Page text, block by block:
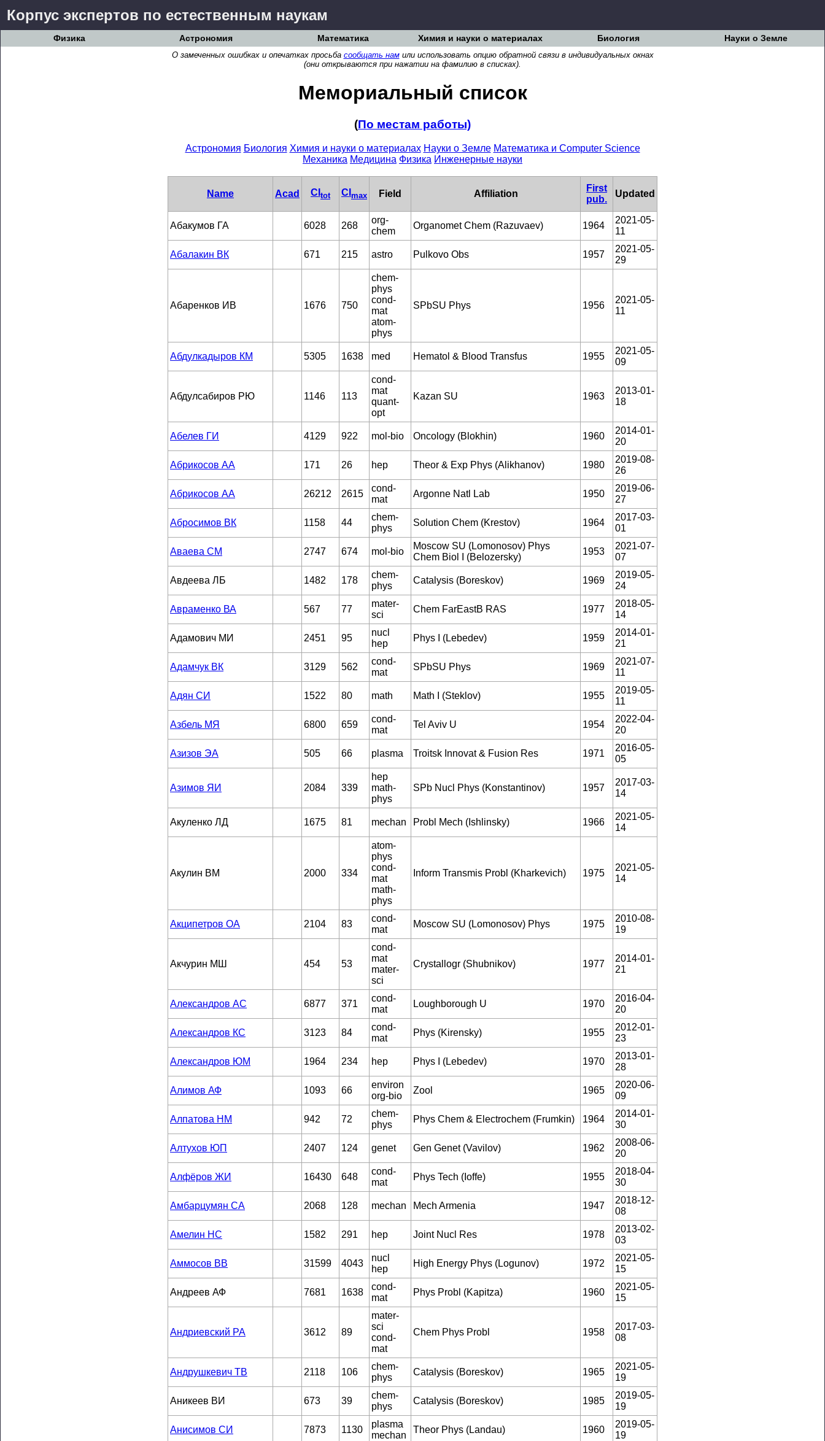
Корпус экспертов по естественным наукам
Физика Астрономия Математика Химия и науки о материалах Биология
Науки о Земле
О замеченных ошибках и опечатках просьба сообщать намили использовать опцию обратной связи в индивидуальных окнах
(они открываются при нажатии на фамилию в списках).
Мемориальный список
(По местам работы)
Астрономия Биология Химия и науки о материалах Науки о Земле Математика и Computer Science
Механика Медицина Физика Инженерные науки
Name Acad CI tot CI max Field Affiliation
First
pub.
Updated
Абакумов ГА 6028 268
org-
chem
Organomet Chem (Razuvaev) 1964
2021-05-
11
Абалакин ВК 671 215 astro Pulkovo Obs 1957
2021-05-
29
Абаренков ИВ 1676 750
chem-
phys
cond-
mat
atom-
phys
SPbSU Phys 1956
2021-05-
11
Абдулкадыров КМ 5305 1638 med Hematol & Blood Transfus 1955
2021-05-
09
Абдулсабиров РЮ 1146 113
cond-
mat
quant-
opt
Kazan SU 1963
2013-01-
18
Абелев ГИ 4129 922 mol-bio Oncology (Blokhin) 1960
2014-01-
20
Абрикосов АА 171 26 hep Theor & Exp Phys (Alikhanov) 1980
2019-08-
26
Абрикосов АА 26212 2615
cond-
mat
Argonne Natl Lab 1950
2019-06-
27
Абросимов ВК 1158 44
chem-
phys
Solution Chem (Krestov) 1964
2017-03-
01
Аваева СМ 2747 674 mol-bio
Moscow SU (Lomonosov) Phys
Chem Biol I (Belozersky)
1953
2021-07-
07
Авдеева ЛБ 1482 178
chem-
phys
Catalysis (Boreskov) 1969
2019-05-
24
Авраменко ВА 567 77
mater-
sci
Chem FarEastB RAS 1977
2018-05-
14
Адамович МИ 2451 95
nucl
hep
Phys I (Lebedev) 1959
2014-01-
21
Адамчук ВК 3129 562
cond-
mat
SPbSU Phys 1969
2021-07-
11
Адян СИ 1522 80 math Math I (Steklov) 1955
2019-05-
11
Азбель МЯ 6800 659
cond-
mat
Tel Aviv U 1954
2022-04-
20
Азизов ЭА 505 66 plasma Troitsk Innovat & Fusion Res 1971
2016-05-
05
Азимов ЯИ 2084 339
hep
math-
phys
SPb Nucl Phys (Konstantinov) 1957
2017-03-
14
Акуленко ЛД 1675 81 mechan Probl Mech (Ishlinsky) 1966
2021-05-
14
Акулин ВМ 2000 334
atom-
phys
cond-
mat
math-
phys
Inform Transmis Probl (Kharkevich) 1975
2021-05-
14
Акципетров ОА 2104 83
cond-
mat
Moscow SU (Lomonosov) Phys 1975
2010-08-
19
Акчурин МШ 454 53
cond-
mat
mater-
sci
Crystallogr (Shubnikov) 1977
2014-01-
21
Александров АС 6877 371
cond-
mat
Loughborough U 1970
2016-04-
20
Александров КС 3123 84
cond-
mat
Phys (Kirensky) 1955
2012-01-
23
Александров ЮМ 1964 234 hep Phys I (Lebedev) 1970
2013-01-
28
Алимов АФ 1093 66
environ
org-bio
Zool 1965
2020-06-
09
Алпатова НМ 942 72
chem-
phys
Phys Chem & Electrochem (Frumkin) 1964
2014-01-
30
Алтухов ЮП 2407 124 genet Gen Genet (Vavilov) 1962
2008-06-
20
Алфёров ЖИ 16430 648
cond-
mat
Phys Tech (Ioffe) 1955
2018-04-
30
Амбарцумян СА 2068 128 mechan Mech Armenia 1947
2018-12-
08
Амелин НС 1582 291 hep Joint Nucl Res 1978
2013-02-
03
Аммосов ВВ 31599 4043
nucl
hep
High Energy Phys (Logunov) 1972
2021-05-
15
Андреев АФ 7681 1638
cond-
mat
Phys Probl (Kapitza) 1960
2021-05-
15
Андриевский РА 3612 89
mater-
sci
cond-
mat
Chem Phys Probl 1958
2017-03-
08
Андрушкевич ТВ 2118 106
chem-
phys
Catalysis (Boreskov) 1965
2021-05-
19
Аникеев ВИ 673 39
chem-
phys
Catalysis (Boreskov) 1985
2019-05-
19
Анисимов СИ 7873 1130
plasma
mechan
Theor Phys (Landau) 1960
2019-05-
19